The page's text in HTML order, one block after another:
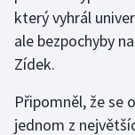
Sportovní
Stolní tenis
Triatlon
který vyhrál
ale bezpochyby
Zídek.
Připomněl, že se
jednom z